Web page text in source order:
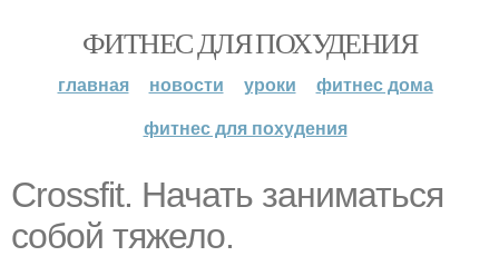
ФИТНЕС ДЛЯ ПОХУДЕНИЯ
главная новости уроки
фитнес дома
фитнес для похудения
Crossfit. Начать заниматься
собой тяжело.